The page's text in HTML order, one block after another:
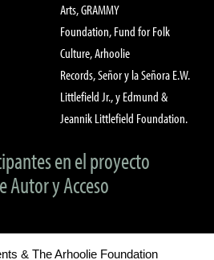
Arts, GRAMMY
Foundation, Fund for Folk
Culture, Arhoolie
Records, Señor y la Señora E.W.
Littlefield Jr., y Edmund &
Jeannik Littlefield Foundation.
en el proyecto
Autor y Acceso
& The Arhoolie Foundation